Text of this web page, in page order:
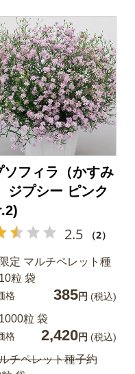
ソフィラ（かすみ
ジプシー ピンク
2.5 （2）
定 マルチペレット種
粒 袋
格 385円 (税込)
粒 袋
格 2,420円 (税込)
チペレット種子約